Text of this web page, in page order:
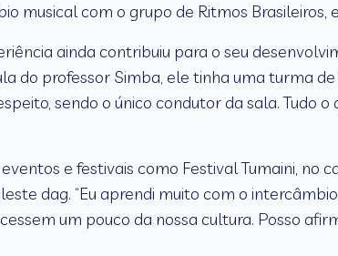
musical com o grupo de Ritmos
ainda contribuiu para o seu
do professor Simba, ele tinha uma turma
sendo o único condutor da sala. Tudo
e festivais como Festival Tumaini, no
dag. “Eu aprendi muito com o
um pouco da nossa cultura. Posso